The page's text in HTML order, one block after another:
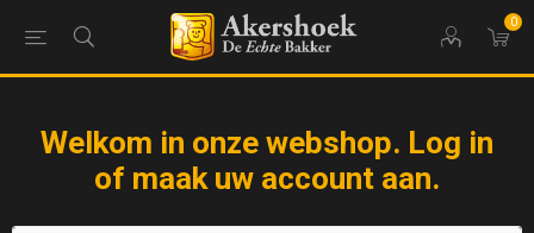
0
Welkom in onze webshop. Log in
of maak uw account aan.